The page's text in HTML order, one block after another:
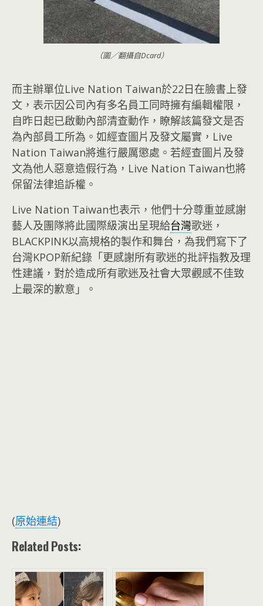
（圖／翻攝自Dcard）
而主辦單位Live Nation Taiwan於22日在臉書上發
文，表示因公司內有多名員工同時擁有編輯權限，
自昨日起已啟動內部清查動作，瞭解該篇發文是否
為內部員工所為。如經查圖片及發文屬實，Live
Nation Taiwan將進行嚴厲懲處。若經查圖片及發
文為他人惡意造假行為，Live Nation Taiwan也將
保留法律追訴權。
Live Nation Taiwan也表示，他們十分尊重並感謝
藝人及團隊將此國際級演出呈現給台灣歌迷，
BLACKPINK以高規格的製作和舞台，為我們寫下了
台灣KPOP新紀錄「更感謝所有歌迷的批評指教及理
性建議，對於造成所有歌迷及社會大眾觀感不佳致
上最深的歉意」。
(原始連結)
Related Posts: